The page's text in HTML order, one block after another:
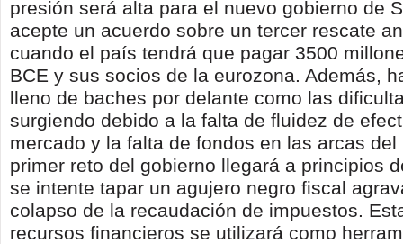
presión será alta para el nuevo gobierno de
acepte un acuerdo sobre un tercer rescate
cuando el país tendrá que pagar 3500
BCE y sus socios de la eurozona. Además,
lleno de baches por delante como las
surgiendo debido a la falta de fluidez de
mercado y la falta de fondos en las arcas del
primer reto del gobierno llegará a principios
se intente tapar un agujero negro fiscal
colapso de la recaudación de impuestos.
recursos financieros se utilizará como